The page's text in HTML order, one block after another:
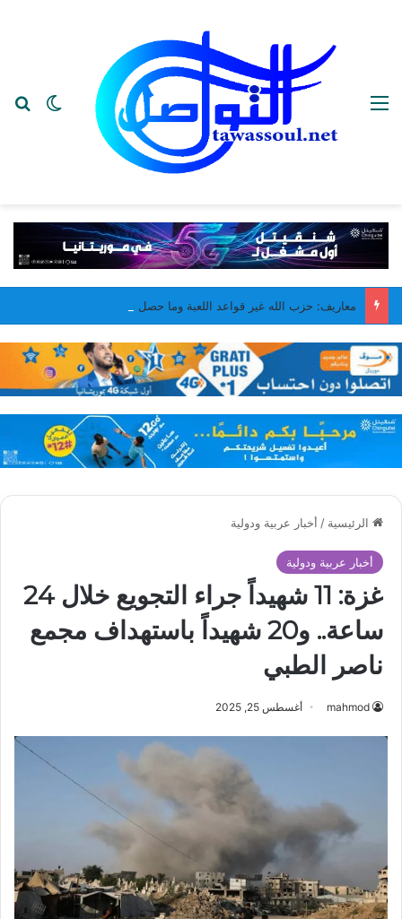
الوضع القائمة
الرئيسية / أخبار عربية ودولية
أخبار عربية ودولية
غزة: 11 شهيداً جراء التجويع خلال 24
ساعة.. و20 شهيداً باستهداف مجمع
ناصر الطبي
mahmod أغسطس 25, 2025